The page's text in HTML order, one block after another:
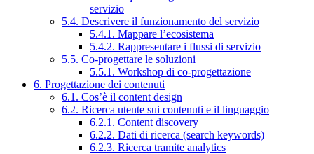
servizio
5.4. Descrivere il funzionamento del servizio
5.4.1. Mappare l’ecosistema
5.4.2. Rappresentare i flussi di servizio
5.5. Co-progettare le soluzioni
5.5.1. Workshop di co-progettazione
6. Progettazione dei contenuti
6.1. Cos’è il content design
6.2. Ricerca utente sui contenuti e il linguaggio
6.2.1. Content discovery
6.2.2. Dati di ricerca (search keywords)
6.2.3. Ricerca tramite analytics